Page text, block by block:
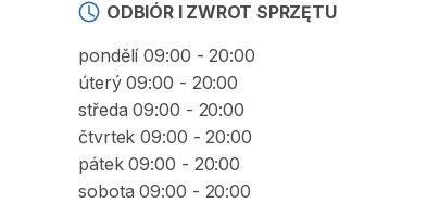
ODBIÓR I ZWROT SPRZĘTU
pondělí 09:00 - 20:00
úterý 09:00 - 20:00
středa 09:00 - 20:00
čtvrtek 09:00 - 20:00
pátek 09:00 - 20:00
sobota 09:00 - 20:00